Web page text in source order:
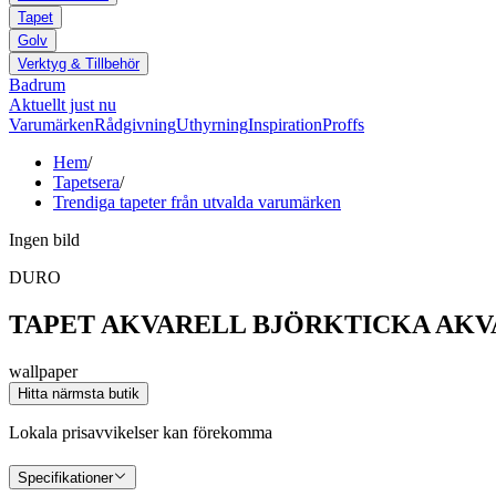
Tapet
Golv
Verktyg & Tillbehör
Badrum
Aktuellt just nu
VarumärkenRådgivningUthyrningInspirationProffs
Hem/
Tapetsera/
Trendiga tapeter från utvalda varumärken
Ingen bild
DURO
TAPET AKVARELL BJÖRKTICKA
wallpaper
Hitta närmsta butik
Lokala prisavvikelser kan förekomma
Specifikationer